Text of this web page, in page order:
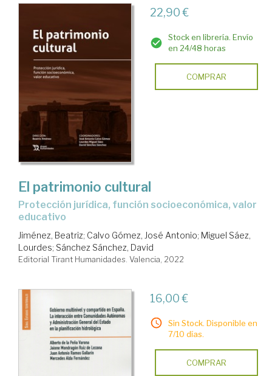
22,90 €
Stock en librería. Envío
en 24/48 horas
COMPRAR
El patrimonio cultural
protección jurídica, función socioeconómica, valor
educativo
Jiménez, Beatriz; Calvo Gómez, José Antonio; Miguel Sáez,
Lourdes; Sánchez Sánchez, David
Editorial Tirant Humanidades. Valencia, 2022
16,00 €
Sin Stock. Disponible en
7/10 días.
COMPRAR